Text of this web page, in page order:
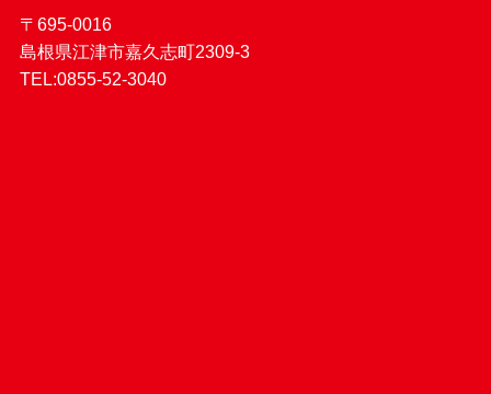
〒695-0016
島根県江津市嘉久志町2309-3
TEL:0855-52-3040